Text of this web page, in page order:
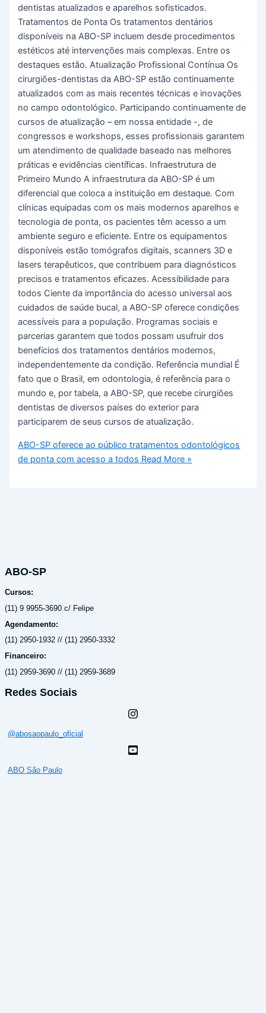
dentistas atualizados e aparelhos sofisticados.
Tratamentos de Ponta Os tratamentos dentários
disponíveis na ABO-SP incluem desde procedimentos
estéticos até intervenções mais complexas. Entre os
destaques estão. Atualização Profissional Contínua Os
cirurgiões-dentistas da ABO-SP estão continuamente
atualizados com as mais recentes técnicas e inovações
no campo odontológico. Participando continuamente de
cursos de atualização – em nossa entidade -, de
congressos e workshops, esses profissionais garantem
um atendimento de qualidade baseado nas melhores
práticas e evidências científicas. Infraestrutura de
Primeiro Mundo A infraestrutura da ABO-SP é um
diferencial que coloca a instituição em destaque. Com
clínicas equipadas com os mais modernos aparelhos e
tecnologia de ponta, os pacientes têm acesso a um
ambiente seguro e eficiente. Entre os equipamentos
disponíveis estão tomógrafos digitais, scanners 3D e
lasers terapêuticos, que contribuem para diagnósticos
precisos e tratamentos eficazes. Acessibilidade para
todos Ciente da importância do acesso universal aos
cuidados de saúde bucal, a ABO-SP oferece condições
acessíveis para a população. Programas sociais e
parcerias garantem que todos possam usufruir dos
benefícios dos tratamentos dentários modernos,
independentemente da condição. Referência mundial É
fato que o Brasil, em odontologia, é referência para o
mundo e, por tabela, a ABO-SP, que recebe cirurgiões
dentistas de diversos países do exterior para
participarem de seus cursos de atualização.
ABO-SP oferece ao público tratamentos odontológicos
de ponta com acesso a todos Read More »
ABO-SP
Cursos:
(11) 9 9955-3690 c/ Felipe
Agendamento:
(11) 2950-1932 // (11) 2950-3332
Financeiro:
(11) 2959-3690 // (11) 2959-3689
Redes Sociais
@abosaopaulo_oficial
ABO São Paulo